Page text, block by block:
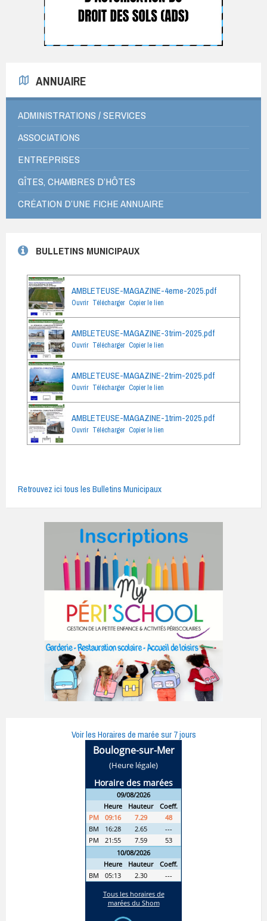
ANNUAIRE
ADMINISTRATIONS / SERVICES
ASSOCIATIONS
ENTREPRISES
GÎTES, CHAMBRES D’HÔTES
CRÉATION D’UNE FICHE ANNUAIRE
BULLETINS MUNICIPAUX
AMBLETEUSE-MAGAZINE-4eme-2025.pdf
Ouvrir Télécharger Copier le lien
AMBLETEUSE-MAGAZINE-3trim-2025.pdf
Ouvrir Télécharger Copier le lien
AMBLETEUSE-MAGAZINE-2trim-2025.pdf
Ouvrir Télécharger Copier le lien
AMBLETEUSE-MAGAZINE-1trim-2025.pdf
Ouvrir Télécharger Copier le lien
Retrouvez ici tous les Bulletins Municipaux
Voir les Horaires de marée sur 7 jours